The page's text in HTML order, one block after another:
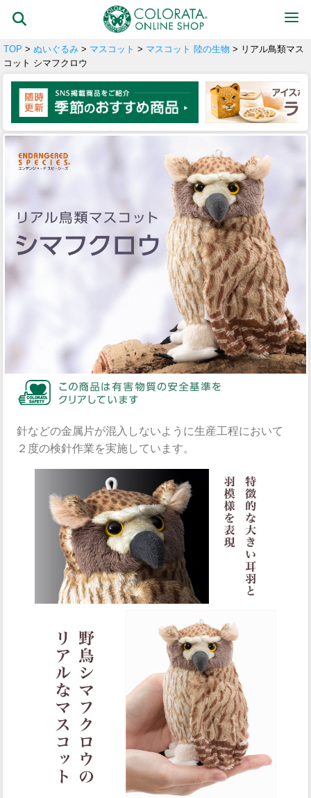
TOP > ぬいぐるみ > マスコット > マスコット 陸の生物 > リアル鳥類マス
コット シマフクロウ
針などの金属片が混入しないように生産工程において
２度の検針作業を実施しています。